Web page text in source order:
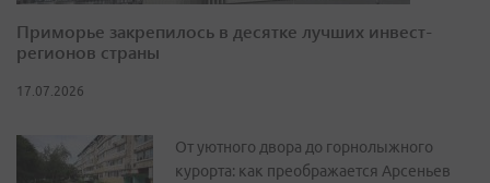
Приморье закрепилось в десятке лучших инвест-
регионов страны
17.07.2026
От уютного двора до горнолыжного
курорта: как преображается Арсеньев